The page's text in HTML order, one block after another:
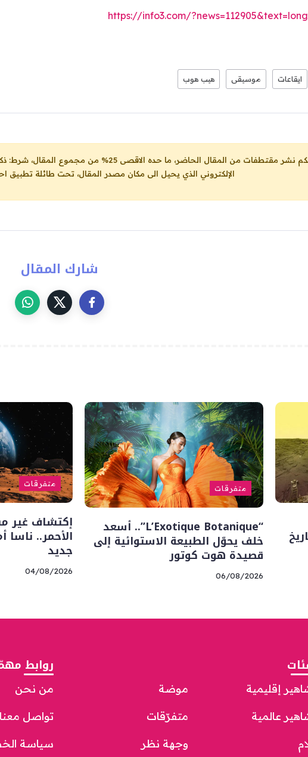
https://info3.com/
ايقاعات موسيقى هيب هوب
مقتطفات من المقال الحاضر، ما حده الاقصى 25% من مجموع المقال، شرط: ذكر اسم المؤلف والناشر ووضع رابط
الإلكتروني الذي يحيل الى مكان مصدر المقال، تحت طائلة تطبيق
شارك المقال
متفرقات
“L’Exotique Botanique”.. أسعد
خلف يحوّل الطبيعة الاستوائية إلى
قصيدة هوت كوتور
06/08/2026
متفرقات
إكتشاف غير
الأحمر.. ناسا
جديد
04/08/2026
إقليمية
عالمية
موضة
متفرّقات
وجهة نظر
روابط
من نحن
تواصل معنا
سياسة